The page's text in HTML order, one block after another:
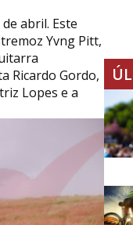
abril. Este
Yvng Pitt,
Ricardo Gordo,
Lopes e a